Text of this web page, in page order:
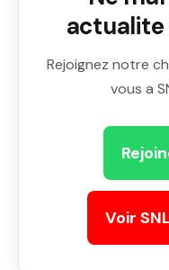
Rejoignez notre
vous a
Voir